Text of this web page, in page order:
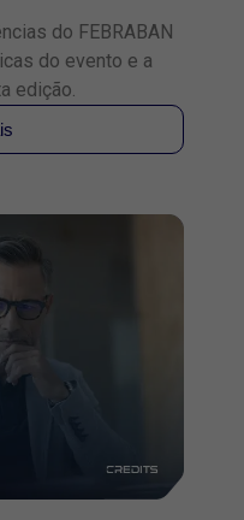
do FEBRABAN
do evento e a
edição.